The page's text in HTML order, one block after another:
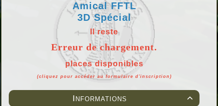
Amical FFTL
3D Spécial
Il reste
Erreur de chargement.
places disponibles
(cliquez pour accéder au formulaire d'inscription)

Informations